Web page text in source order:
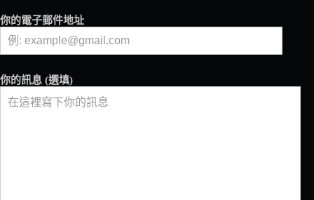
養
（上）
你的電子郵件地址
你的訊息 (選填)